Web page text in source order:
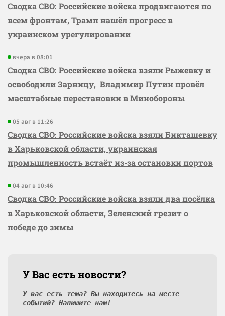
Сводка СВО: Российские войска продвигаются по
всем фронтам, Трамп нашёл прогресс в
украинском урегулировании
вчера в 08:01
Сводка СВО: Российские войска взяли Рыжевку и
освободили Зарницу, Владимир Путин провёл
масштабные перестановки в Минобороны
05 авг в 11:26
Сводка СВО: Российские войска взяли Бикташевку
в Харьковской области, украинская
промышленность встаёт из-за остановки портов
04 авг в 10:46
Сводка СВО: Российские войска взяли два посёлка
в Харьковской области, Зеленский грезит о
победе до зимы
У Вас есть новости?
У вас есть тема? Вы находитесь на месте
событий? Напишите нам!